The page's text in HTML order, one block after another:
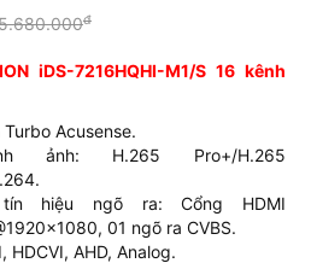
đ
iDS-7216HQHI-M1/S 16 kênh
Acusense.
ảnh: H.265 Pro+/H.265
hiệu ngõ ra: Cổng HDMI
01 ngõ ra CVBS.
HDCVI, AHD, Analog.